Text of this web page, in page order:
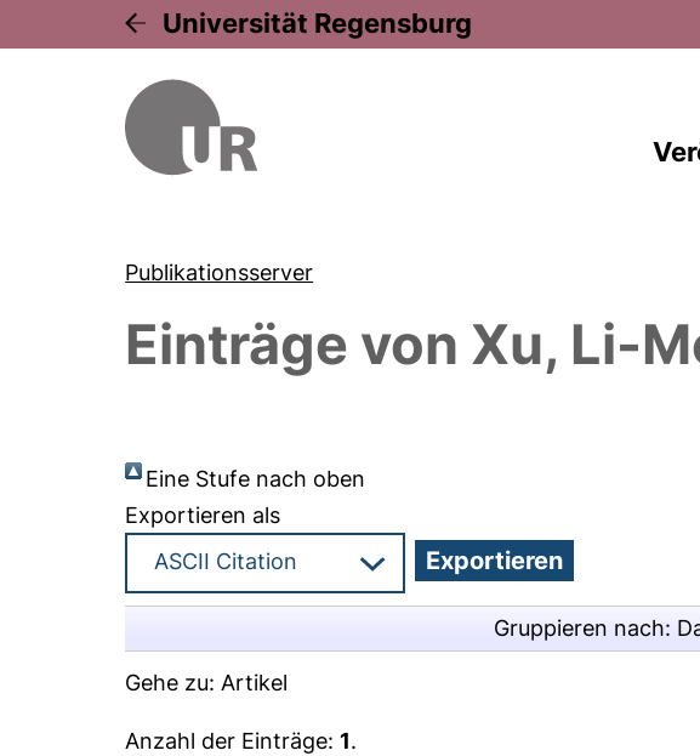
Universität Regensburg
Publikationsserver
Einträge von Xu, Li-
Eine Stufe nach oben
Exportieren als
Gruppieren nach:
Gehe zu: Artikel
Anzahl der Einträge:1.